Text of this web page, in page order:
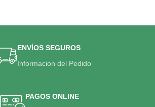
ENVÍOS SEGUROS
Informacion del Pedido
PAGOS ONLINE